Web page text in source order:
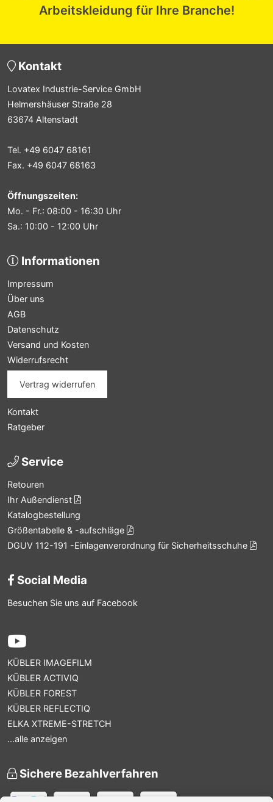
Arbeitskleidung für Ihre Branche!
Kontakt
Lovatex Industrie-Service GmbH
Helmershäuser Straße 28
63674 Altenstadt
Tel. +49 6047 68161
Fax. +49 6047 68163
Öffnungszeiten:
Mo. - Fr.: 08:00 - 16:30 Uhr
Sa.: 10:00 - 12:00 Uhr
Informationen
Impressum
Über uns
AGB
Datenschutz
Versand und Kosten
Widerrufsrecht
Vertrag widerrufen
Kontakt
Ratgeber
Service
Retouren
Ihr Außendienst
Katalogbestellung
Größentabelle & -aufschläge
DGUV 112-191 -Einlagenverordnung für Sicherheitsschuhe
Social Media
Besuchen Sie uns auf Facebook
KÜBLER IMAGEFILM
KÜBLER ACTIVIQ
KÜBLER FOREST
KÜBLER REFLECTIQ
ELKA XTREME-STRETCH
...alle anzeigen
Sichere Bezahlverfahren